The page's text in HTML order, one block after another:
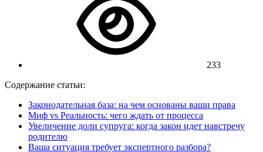
233
Содержание статьи:
Законодательная база: на чем основаны ваши права
Миф vs Реальность: чего ждать от процесса
Увеличение доли супруга: когда закон идет навстречу
родителю
Ваша ситуация требует экспертного разбора?